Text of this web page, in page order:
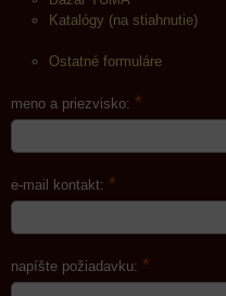
Katalógy (na stiahnutie)
Ostatné formuláre
meno a priezvisko: *
e-mail kontakt: *
napíšte požiadavku: *